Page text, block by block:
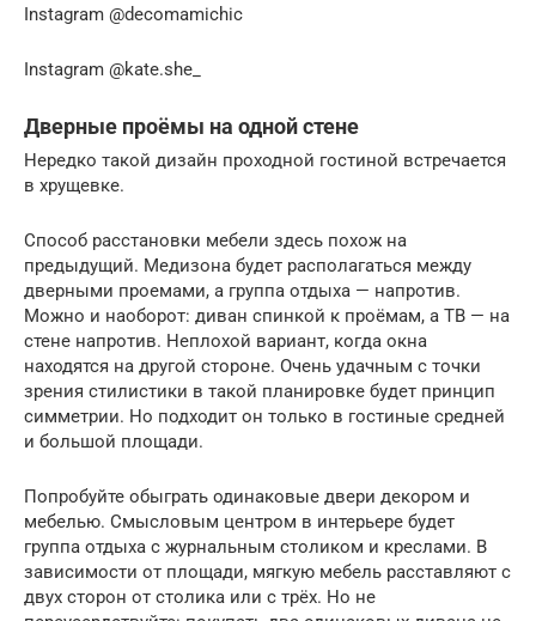
Instagram @decomamichic
Instagram @kate.she_
Дверные проёмы на одной стене
Нередко такой дизайн проходной гостиной встречается
в хрущевке.
Способ расстановки мебели здесь похож на
предыдущий. Медизона будет располагаться между
дверными проемами, а группа отдыха — напротив.
Можно и наоборот: диван спинкой к проёмам, а ТВ — на
стене напротив. Неплохой вариант, когда окна
находятся на другой стороне. Очень удачным с точки
зрения стилистики в такой планировке будет принцип
симметрии. Но подходит он только в гостиные средней
и большой площади.
Попробуйте обыграть одинаковые двери декором и
мебелью. Смысловым центром в интерьере будет
группа отдыха с журнальным столиком и креслами. В
зависимости от площади, мягкую мебель расставляют с
двух сторон от столика или с трёх. Но не